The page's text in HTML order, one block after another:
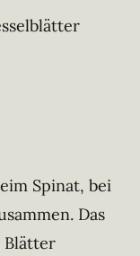
Spinat, bei
Das
Blätter